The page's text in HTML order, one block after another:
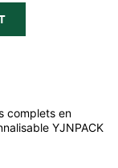
complets en
YJNPACK